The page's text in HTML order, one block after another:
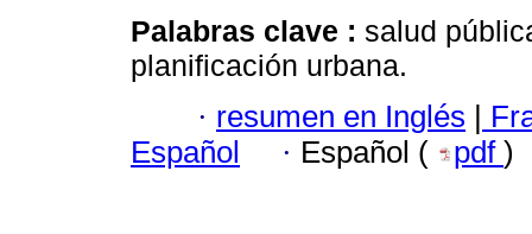
Palabras clave : salud
planificación urbana.
· resumen en Inglés |
Español
· Español ( pdf )